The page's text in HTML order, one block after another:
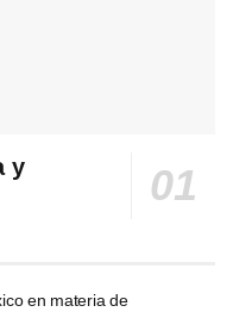
y
en materia de